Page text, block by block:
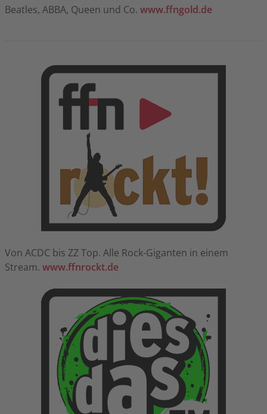
Beatles, ABBA, Queen und Co. www.ffngold.de
Von ACDC bis ZZ Top. Alle Rock-Giganten in einem
Stream. www.ffnrockt.de